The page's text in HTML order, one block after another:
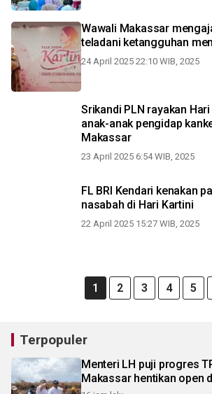
Wawali Makassar
teladani ketangguhan
24 April 2025 22:10 WIB, 2025
Srikandi PLN rayakan
anak-anak pengidap
Makassar
23 April 2025 6:54 WIB, 2025
FL BRI Kendari kenakan
nasabah di Hari Kartini
22 April 2025 15:27 WIB, 2025
1 2 3 4 5
Terpopuler
Menteri LH puji progres
Makassar hentikan